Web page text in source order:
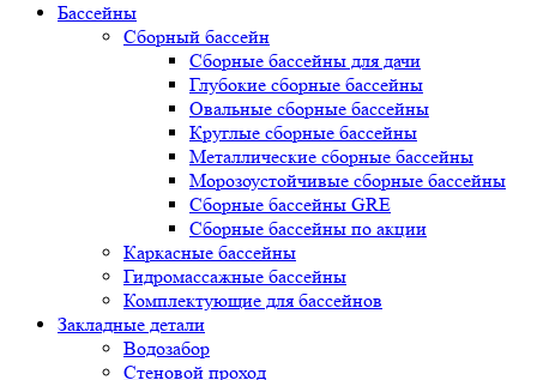
Бассейны
Сборный бассейн
Сборные бассейны для дачи
Глубокие сборные бассейны
Овальные сборные бассейны
Круглые сборные бассейны
Металлические сборные бассейны
Морозоустойчивые сборные бассейны
Сборные бассейны GRE
Сборные бассейны по акции
Каркасные бассейны
Гидромассажные бассейны
Комплектующие для бассейнов
Закладные детали
Водозабор
Стеновой проход